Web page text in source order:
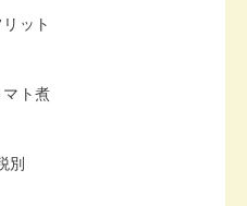
ット
マト煮
別